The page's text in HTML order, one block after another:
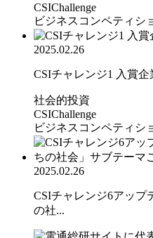
CSIChallenge
ビジネスコンペティシ
2025.02.26
CSIチャレンジ1 入賞企
社会的投資
CSIChallenge
ビジネスコンペティシ
2025.02.26
CSIチャレンジ6アップ
の社...